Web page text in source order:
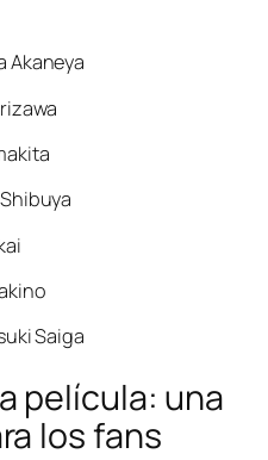
Akaneya
Saiga
película: una
los fans